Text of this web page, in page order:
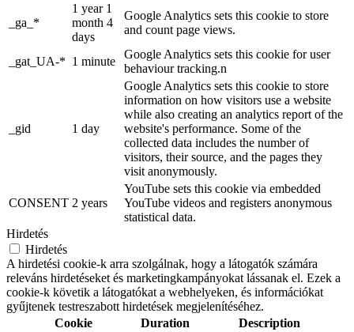
_ga_*
1 year 1
month 4
days
Google Analytics sets this cookie to store
and count page views.
_gat_UA-* 1 minute
Google Analytics sets this cookie for user
behaviour tracking.n
_gid 1 day
Google Analytics sets this cookie to store
information on how visitors use a website
while also creating an analytics report of the
website's performance. Some of the
collected data includes the number of
visitors, their source, and the pages they
visit anonymously.
CONSENT 2 years
YouTube sets this cookie via embedded
YouTube videos and registers anonymous
statistical data.
Hirdetés
Hirdetés
A hirdetési cookie-k arra szolgálnak, hogy a látogatók számára
releváns hirdetéseket és marketingkampányokat lássanak el. Ezek a
cookie-k követik a látogatókat a webhelyeken, és információkat
gyűjtenek testreszabott hirdetések megjelenítéséhez.
Cookie
Duration Description